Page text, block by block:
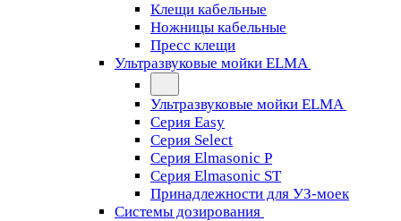
Клещи кабельные
Ножницы кабельные
Пресс клещи
Ультразвуковые мойки ELMA
Ультразвуковые мойки ELMA
Серия Easy
Серия Select
Серия Elmasonic P
Серия Elmasonic ST
Принадлежности для УЗ-моек
Системы дозирования